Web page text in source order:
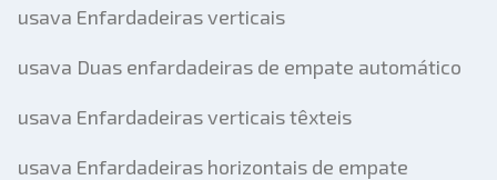
usava Enfardadeiras verticais
usava Duas enfardadeiras de empate automático
usava Enfardadeiras verticais têxteis
usava Enfardadeiras horizontais de empate